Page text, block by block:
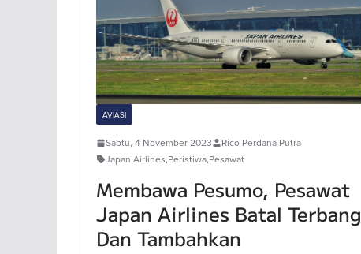
AVIASI
Sabtu, 4 November 2023
Rico Perdana Putra
Japan Airlines,Peristiwa,Pesawat
Membawa Pesumo, Pesawat
Japan Airlines Batal Terbang
Dan Tambahkan